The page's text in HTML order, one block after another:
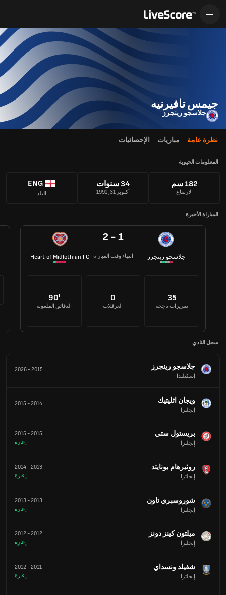
جيمس تافيرنيه
جلاسجو رينجرز
نظرة عامة مباريات الإحصائيات
المعلومات الحيوية
182 سم
الارتفاع
34 سنوات
أكتوبر 31, 1991
ENG
البلد
المباراة الأخيرة
Heart of Midlothian FC
2 - 1
انتهاء وقت المباراة جلاسجو رينجرز
90'
الدقائق الملعوبة
0
العرقلات
35
تمريرات ناجحة
سجل النادي
جلاسجو رينجرز
إسكتلندا
2015
-
2026
ويجان اثليتيك
إنجلترا
2014
-
2015
بريستول ستي
إنجلترا
2015
-
2015
إعارة
روثيرهام يونايتد
إنجلترا
2013
-
2014
إعارة
شوروسبري تاون
إنجلترا
2013
-
2013
إعارة
ميلتون كينز دونز
إنجلترا
2012
-
2012
إعارة
شفيلد ونسداي
إنجلترا
2011
-
2012
إعارة